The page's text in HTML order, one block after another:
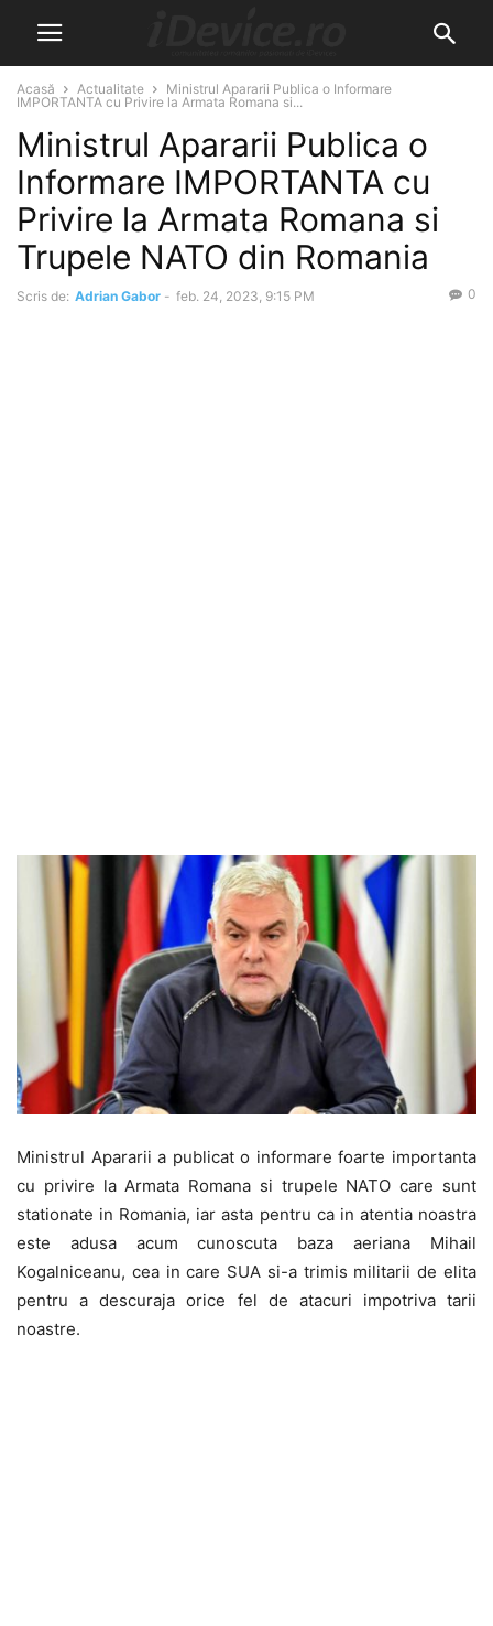
Acasă Actualitate
Ministrul Apararii Publica o Informare
IMPORTANTA cu Privire la Armata Romana si...
Ministrul Apararii Publica o
Informare IMPORTANTA cu
Privire la Armata Romana si
Trupele NATO din Romania
Scris de: Adrian Gabor - feb. 24, 2023, 9:15 PM 0
Ministrul Apararii a publicat o informare foarte importanta
cu privire la Armata Romana si trupele NATO care sunt
stationate in Romania, iar asta pentru ca in atentia noastra
este adusa acum cunoscuta baza aeriana Mihail
Kogalniceanu, cea in care SUA si-a trimis militarii de elita
pentru a descuraja orice fel de atacuri impotriva tarii
noastre.